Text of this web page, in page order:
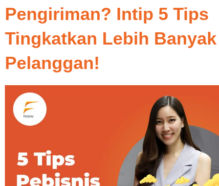
Pengiriman? Intip 5 Tips
Tingkatkan Lebih Banyak
Pelanggan!